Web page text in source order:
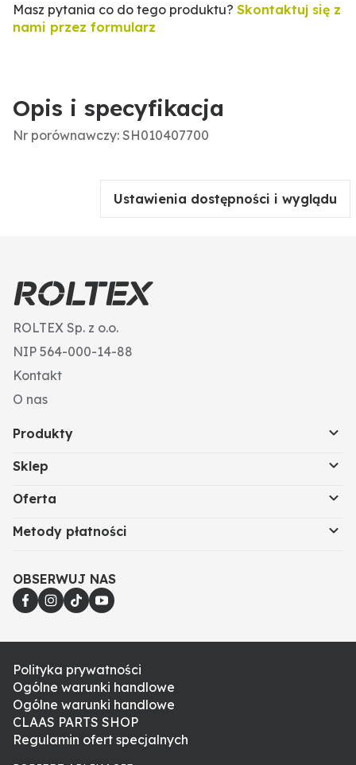
Masz pytania co do tego produktu? Skontaktuj się z
nami przez formularz
Opis i specyfikacja
Nr porównawczy: SH010407700
Ustawienia dostępności i wyglądu
ROLTEX Sp. z o.o.
NIP 564-000-14-88
Kontakt
O nas
Produkty
Sklep
Oferta
Metody płatności
OBSERWUJ NAS
Polityka prywatności
Ogólne warunki handlowe
Ogólne warunki handlowe
CLAAS PARTS SHOP
Regulamin ofert specjalnych